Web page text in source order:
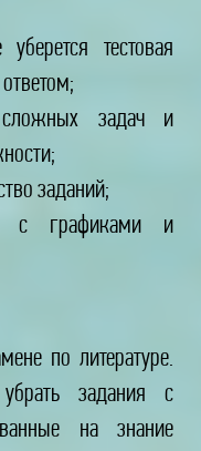
тестовая
сложных задач и
заданий;
с графиками и
по литературе.
задания с
на знание